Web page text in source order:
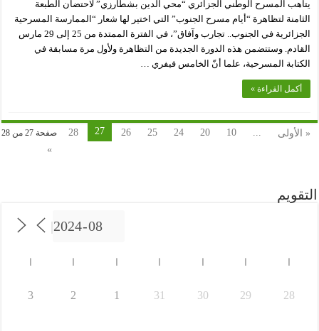
يتأهب المسرح الوطني الجزائري “محي الدين بشطارزي” لاحتضان الطبعة
الثامنة لتظاهرة “أيام مسرح الجنوب” التي اختير لها شعار “الممارسة المسرحية
الجزائرية في الجنوب.. تجارب وآفاق”، في الفترة الممتدة من 25 إلى 29 مارس
القادم. وستتضمن هذه الدورة الجديدة من التظاهرة ولأول مرة مسابقة في
الكتابة المسرحية، علما أنّ الخامس فيفري …
أكمل القراءة »
صفحة 27 من 28 « الأولى ...
10
20
24
25
26
27
28
»
التقويم
28
29
30
31
1
2
3